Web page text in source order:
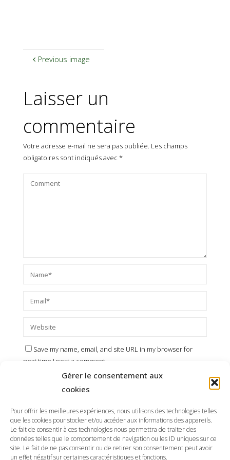
Gérer le consentement aux
cookies
Pour offrir les meilleures expériences, nous utilisons des technologies telles
que les cookies pour stocker et/ou accéder aux informations des appareils.
Le fait de consentir à ces technologies nous permettra de traiter des
données telles que le comportement de navigation ou les ID uniques sur ce
site. Le fait de ne pas consentir ou de retirer son consentement peut avoir
un effet négatif sur certaines caractéristiques et fonctions.
Previous image
Laisser un
commentaire
Votre adresse e-mail ne sera pas publiée. Les champs
obligatoires sont indiqués avec *
Save my name, email, and site URL in my browser for
next time I post a comment.